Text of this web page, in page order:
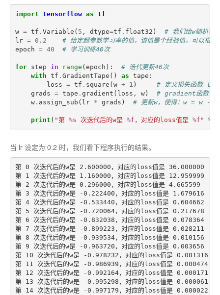
import tensorflow as tf
w = tf . Variable ( 5 , dtype=tf . float32 )
# 我们给w随机初
lr = 0.2
# 给定超参数学习率的值，该值是个经验值，可以根据
epoch = 40 # 学习训练40次
for step in range (epoch ):
# 迭代更新40次
with tf . GradientTape () as tape :
loss = tf . square (w + 1 )
# 定义损失函数
grads = tape . gradient ( loss , w)
# gradient函数让
w. assign_sub ( lr * grads ) # 更新w，使得：w = w -
print ( "第 %s 次迭代后的w是 %f ，对应的loss值是 %f " %
当 lr 设定为 0.2 时，我们看下程序执行的结果。
第 0 次迭代后的w是 2.600000，对应的loss值是 36.000000
第 1 次迭代后的w是 1.160000，对应的loss值是 12.959999
第 2 次迭代后的w是 0.296000，对应的loss值是 4.665599
第 3 次迭代后的w是 -0.222400，对应的loss值是 1.679616
第 4 次迭代后的w是 -0.533440，对应的loss值是 0.604662
第 5 次迭代后的w是 -0.720064，对应的loss值是 0.217678
第 6 次迭代后的w是 -0.832038，对应的loss值是 0.078364
第 7 次迭代后的w是 -0.899223，对应的loss值是 0.028211
第 8 次迭代后的w是 -0.939534，对应的loss值是 0.010156
第 9 次迭代后的w是 -0.963720，对应的loss值是 0.003656
第 10 次迭代后的w是 -0.978232，对应的loss值是 0.001316
第 11 次迭代后的w是 -0.986939，对应的loss值是 0.000474
第 12 次迭代后的w是 -0.992164，对应的loss值是 0.000171
第 13 次迭代后的w是 -0.995298，对应的loss值是 0.000061
第 14 次迭代后的w是 -0.997179，对应的loss值是 0.000022